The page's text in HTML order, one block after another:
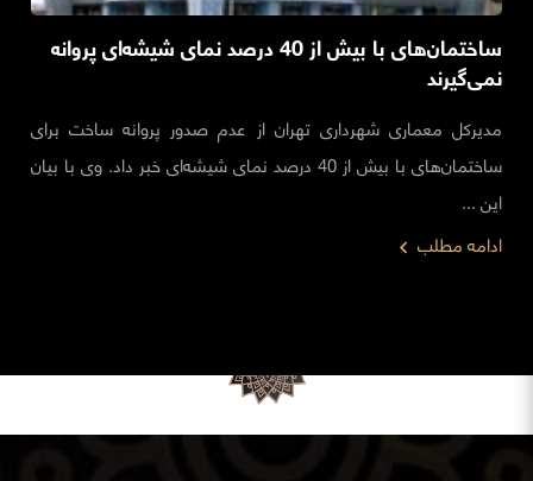
ساختمان‌های با بیش از 40 درصد نمای شیشه‌ای پروانه
نمی‌گیرند
مدیرکل معماری شهرداری تهران از عدم صدور پروانه ساخت برای
ساختمان‌های با بیش از 40 درصد نمای شیشه‌ای خبر داد. وی با بیان
این ...
ادامه مطلب